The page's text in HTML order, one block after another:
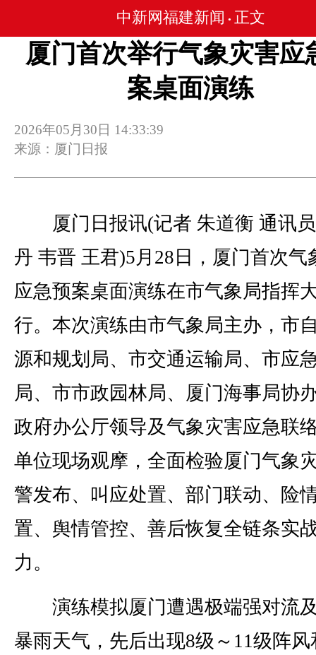
中新网福建新闻 • 正文
厦门首次举行气象灾害应
案桌面演练
2026年05月30日 14:33:39
来源：厦门日报
厦门日报讯(记者 朱道衡 通讯
丹 韦晋 王君)5月28日，厦门首次气
应急预案桌面演练在市气象局指挥
行。本次演练由市气象局主办，市
源和规划局、市交通运输局、市应
局、市市政园林局、厦门海事局协
政府办公厅领导及气象灾害应急联
单位现场观摩，全面检验厦门气象
警发布、叫应处置、部门联动、险
置、舆情管控、善后恢复全链条实
力。
演练模拟厦门遭遇极端强对流
暴雨天气，先后出现8级～11级阵风